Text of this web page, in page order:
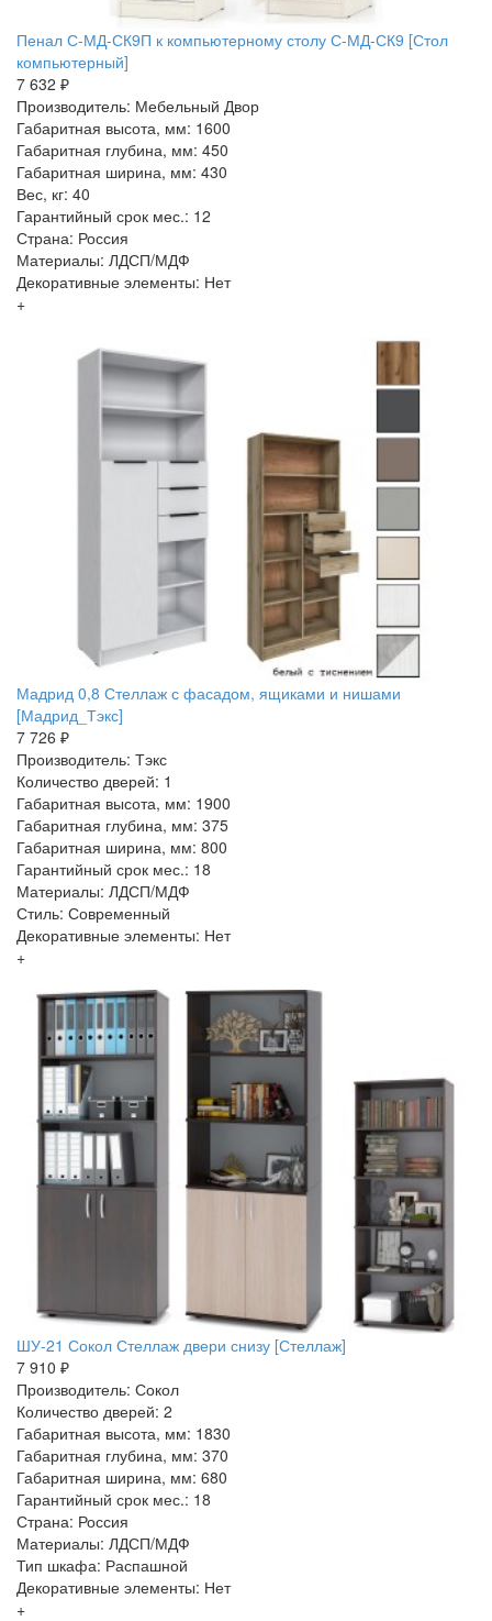
Пенал С-МД-СК9П к компьютерному столу С-МД-СК9 [Стол
компьютерный]
7 632 ₽
Производитель: Мебельный Двор
Габаритная высота, мм: 1600
Габаритная глубина, мм: 450
Габаритная ширина, мм: 430
Вес, кг: 40
Гарантийный срок мес.: 12
Страна: Россия
Материалы: ЛДСП/МДФ
Декоративные элементы: Нет
+
Мадрид 0,8 Стеллаж с фасадом, ящиками и нишами
[Мадрид_Тэкс]
7 726 ₽
Производитель: Тэкс
Количество дверей: 1
Габаритная высота, мм: 1900
Габаритная глубина, мм: 375
Габаритная ширина, мм: 800
Гарантийный срок мес.: 18
Материалы: ЛДСП/МДФ
Стиль: Современный
Декоративные элементы: Нет
+
ШУ-21 Сокол Стеллаж двери снизу [Стеллаж]
7 910 ₽
Производитель: Сокол
Количество дверей: 2
Габаритная высота, мм: 1830
Габаритная глубина, мм: 370
Габаритная ширина, мм: 680
Гарантийный срок мес.: 18
Страна: Россия
Материалы: ЛДСП/МДФ
Тип шкафа: Распашной
Декоративные элементы: Нет
+